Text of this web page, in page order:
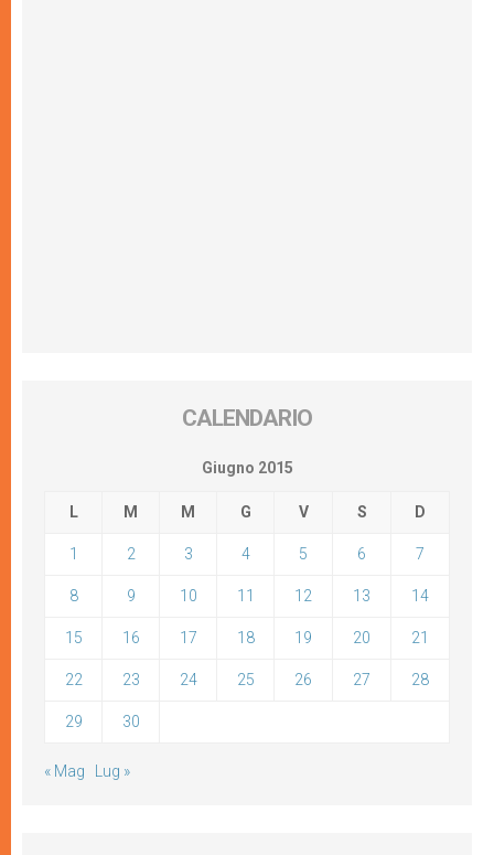
CALENDARIO
Giugno 2015
L M M G V S D
1 2 3 4 5 6 7
8 9 10 11 12 13 14
15 16 17 18 19 20 21
22 23 24 25 26 27 28
29 30
« Mag Lug »